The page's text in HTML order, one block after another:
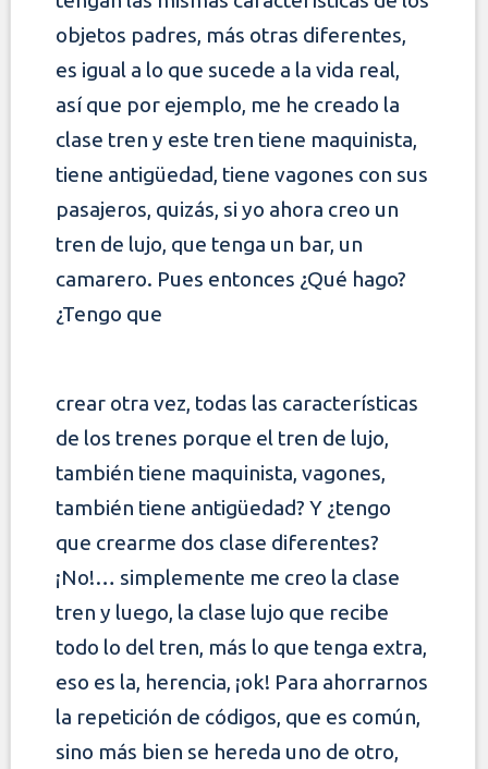
objetos padres, más otras diferentes,
es igual a lo que sucede a la vida real,
así que por ejemplo, me he creado la
clase tren y este tren tiene maquinista,
tiene antigüedad, tiene vagones con sus
pasajeros, quizás, si yo ahora creo un
tren de lujo, que tenga un bar, un
camarero. Pues entonces ¿Qué hago?
¿Tengo que
crear otra vez, todas las características
de los trenes porque el tren de lujo,
también tiene maquinista, vagones,
también tiene antigüedad? Y ¿tengo
que crearme dos clase diferentes?
¡No!… simplemente me creo la clase
tren y luego, la clase lujo que recibe
todo lo del tren, más lo que tenga extra,
eso es la, herencia, ¡ok! Para ahorrarnos
la repetición de códigos, que es común,
sino más bien se hereda uno de otro,